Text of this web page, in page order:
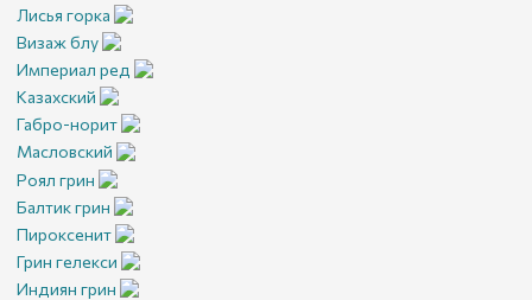
Лисья горка
Визаж блу
Империал ред
Казахский
Габро-норит
Масловский
Роял грин
Балтик грин
Пироксенит
Грин гелекси
Индиян грин